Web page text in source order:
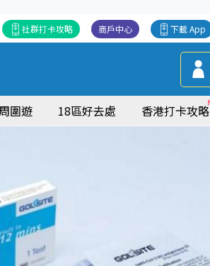
下載 App
商戶中心
社群打卡攻略
圍遊 18區好去處 香港打卡攻略